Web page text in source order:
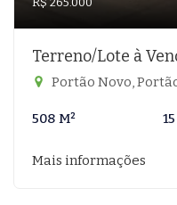
Terreno/Lote à
Portão Novo,
508 M²
Mais informações